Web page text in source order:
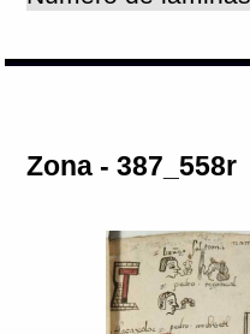
Zona - 387_558r